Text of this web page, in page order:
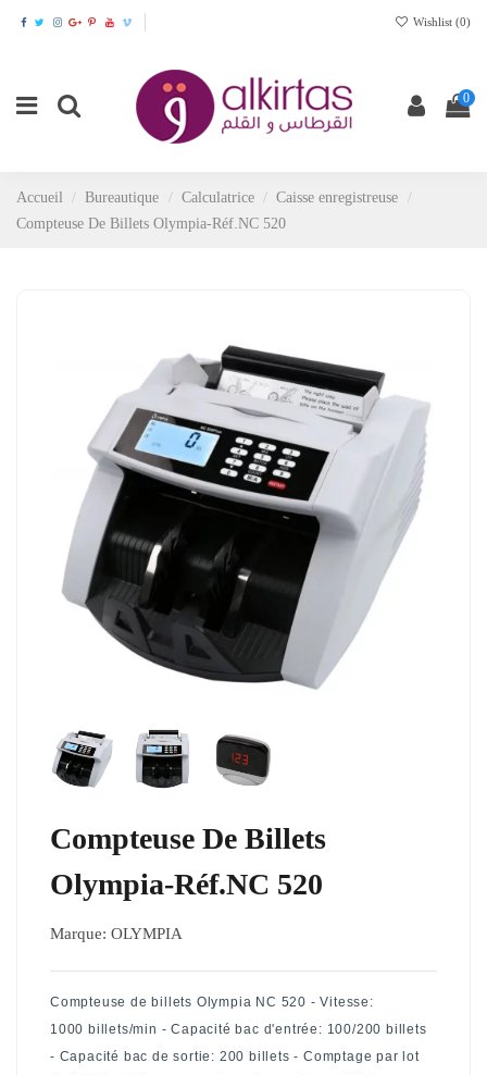
Wishlist (0)
0
Accueil Bureautique Calculatrice
Caisse enregistreuse
Compteuse De Billets Olympia-Réf.NC 520
Compteuse De Billets
Olympia-Réf.NC 520
Marque: OLYMPIA
Compteuse de billets Olympia NC 520 - Vitesse:
1000 billets/min - Capacité bac d'entrée: 100/200 billets
- Capacité bac de sortie: 200 billets - Comptage par lot